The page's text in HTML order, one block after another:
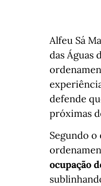
Alfeu Sá
das Águas
defende
próximas
Segundo
ocupação